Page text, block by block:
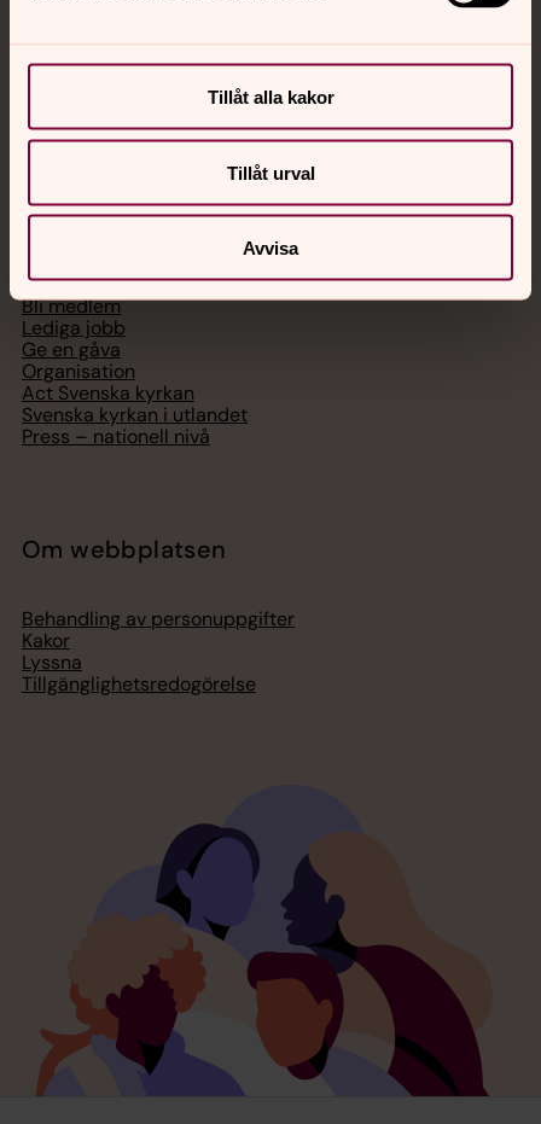
Tillåt alla kakor
Tillåt urval
Avvisa
Chatt
Digitalt brev
Svenska kyrkan
Hitta församling
Bli medlem
Lediga jobb
Ge en gåva
Organisation
Act Svenska kyrkan
Svenska kyrkan i utlandet
Press – nationell nivå
Om webbplatsen
Behandling av personuppgifter
Kakor
Lyssna
Tillgänglighetsredogörelse